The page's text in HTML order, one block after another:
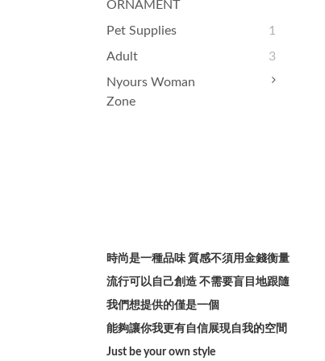
ORNAMENT
Pet Supplies
1
Adult
3
Nyours Woman
Zone
時尚是一種品味 質感不須用金錢衡量
流行可以自己創造 不需要盲目地跟隨
我們想提供的僅是一個
能夠讓你我更有自信展現自我的空間
Just be your own style